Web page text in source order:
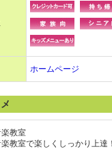
ホームページ
教室
教室で楽しくしっかり上